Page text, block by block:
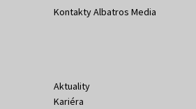
Kontakty Albatros Media
Aktuality
Kariéra